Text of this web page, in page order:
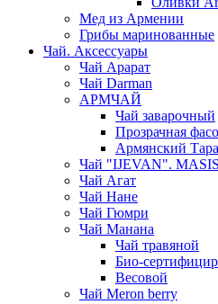
Мед из Армении
Грибы маринованные
Чай. Аксессуары
Чай Арарат
Чай Darman
АРМЧАЙ
Чай заварочный
Прозрачная
Армянский
Чай "IJEVAN". MASIS
Чай Агат
Чай Нане
Чай Гюмри
Чай Манана
Чай травяной
Био-
Весовой
Чай Meron berry